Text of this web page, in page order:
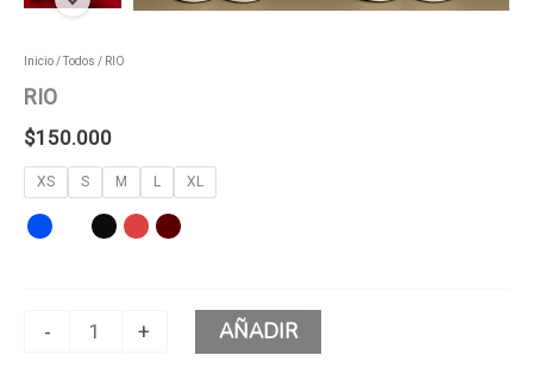
Inicio/Todos / RIO
RIO
$150.000
XS S M L XL
- + AÑADIR